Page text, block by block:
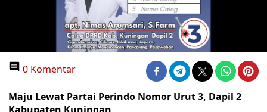
0 Komentar
Maju Lewat Partai Perindo Nomor Urut 3, Dapil 2